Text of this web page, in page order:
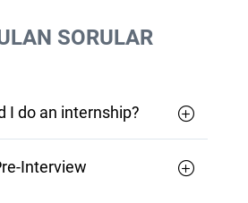
SORULAR
I do an internship?
Interview